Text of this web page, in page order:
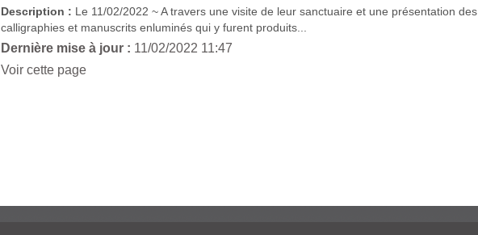
Description : Le 11/02/2022 ~ A travers une visite de leur sanctuaire et une présentation des
calligraphies et manuscrits enluminés qui y furent produits...
Dernière mise à jour : 11/02/2022 11:47
Voir cette page